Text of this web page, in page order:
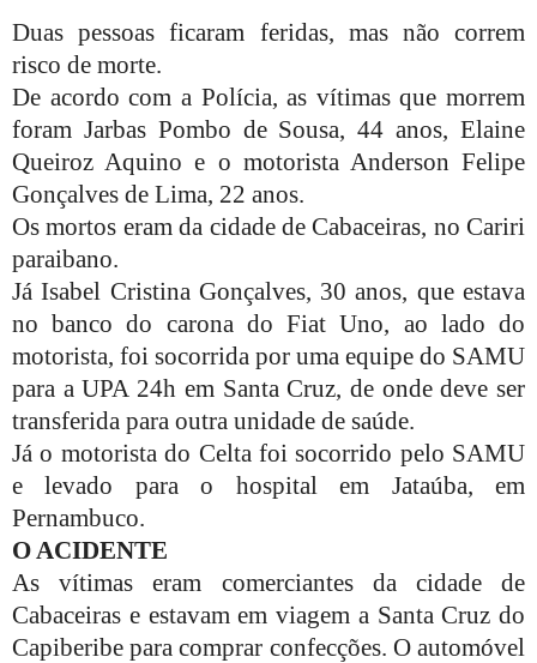
Duas pessoas ficaram feridas, mas não correm
risco de morte.
De acordo com a Polícia, as vítimas que morrem
foram Jarbas Pombo de Sousa, 44 anos, Elaine
Queiroz Aquino e o motorista Anderson Felipe
Gonçalves de Lima, 22 anos.
Os mortos eram da cidade de Cabaceiras, no Cariri
paraibano.
Já Isabel Cristina Gonçalves, 30 anos, que estava
no banco do carona do Fiat Uno, ao lado do
motorista, foi socorrida por uma equipe do SAMU
para a UPA 24h em Santa Cruz, de onde deve ser
transferida para outra unidade de saúde.
Já o motorista do Celta foi socorrido pelo SAMU
e levado para o hospital em Jataúba, em
Pernambuco.
O ACIDENTE
As vítimas eram comerciantes da cidade de
Cabaceiras e estavam em viagem a Santa Cruz do
Capiberibe para comprar confecções. O automóvel